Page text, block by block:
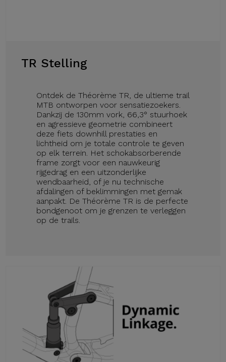
TR Stelling
Ontdek de Théorème TR, de ultieme trail
MTB ontworpen voor sensatiezoekers.
Dankzij de 130mm vork, 66,3° stuurhoek
en agressieve geometrie combineert
deze fiets downhill prestaties en
lichtheid om je totale controle te geven
op elk terrein. Het schokabsorberende
frame zorgt voor een nauwkeurig
rijgedrag en een uitzonderlijke
wendbaarheid, of je nu technische
afdalingen of beklimmingen met gemak
aanpakt. De Théorème TR is de perfecte
bondgenoot om je grenzen te verleggen
op de trails.